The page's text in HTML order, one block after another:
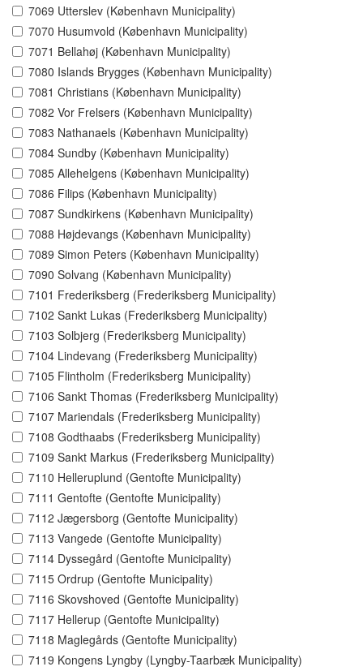
7069 Utterslev (København Municipality)
7070 Husumvold (København Municipality)
7071 Bellahøj (København Municipality)
7080 Islands Brygges (København Municipality)
7081 Christians (København Municipality)
7082 Vor Frelsers (København Municipality)
7083 Nathanaels (København Municipality)
7084 Sundby (København Municipality)
7085 Allehelgens (København Municipality)
7086 Filips (København Municipality)
7087 Sundkirkens (København Municipality)
7088 Højdevangs (København Municipality)
7089 Simon Peters (København Municipality)
7090 Solvang (København Municipality)
7101 Frederiksberg (Frederiksberg Municipality)
7102 Sankt Lukas (Frederiksberg Municipality)
7103 Solbjerg (Frederiksberg Municipality)
7104 Lindevang (Frederiksberg Municipality)
7105 Flintholm (Frederiksberg Municipality)
7106 Sankt Thomas (Frederiksberg Municipality)
7107 Mariendals (Frederiksberg Municipality)
7108 Godthaabs (Frederiksberg Municipality)
7109 Sankt Markus (Frederiksberg Municipality)
7110 Helleruplund (Gentofte Municipality)
7111 Gentofte (Gentofte Municipality)
7112 Jægersborg (Gentofte Municipality)
7113 Vangede (Gentofte Municipality)
7114 Dyssegård (Gentofte Municipality)
7115 Ordrup (Gentofte Municipality)
7116 Skovshoved (Gentofte Municipality)
7117 Hellerup (Gentofte Municipality)
7118 Maglegårds (Gentofte Municipality)
7119 Kongens Lyngby (Lyngby-Taarbæk Municipality)